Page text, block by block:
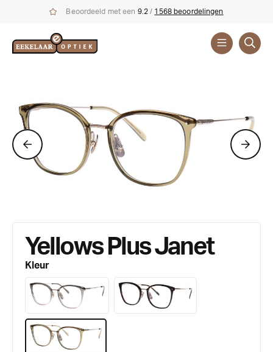
Beoordeeld met een 9.2 / 1568 beoordelingen
Merken
Yellows Plus Janet
Kleur